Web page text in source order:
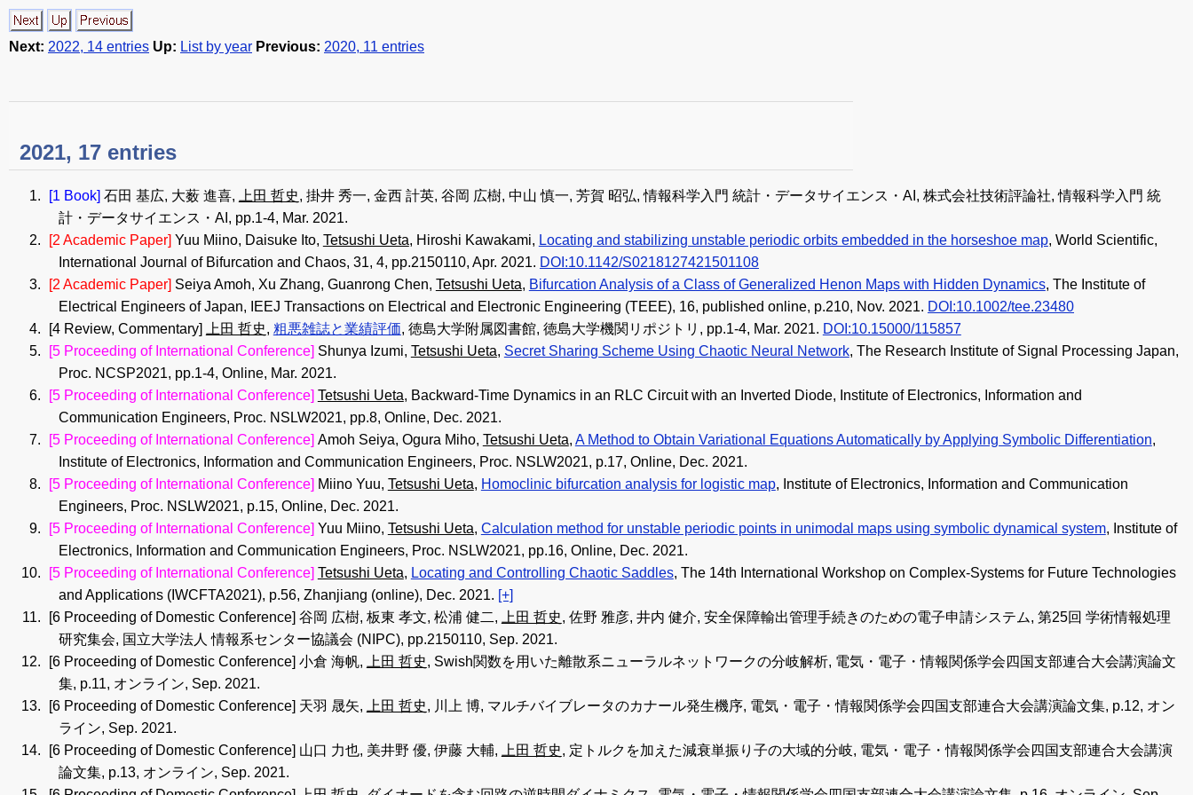
Next: 2022, 14 entries Up: List by year Previous: 2020, 11 entries
2021, 17 entries
[1 Book] 石田 基広, 大薮 進喜, 上田 哲史, 掛井 秀一, 金西 計英, 谷岡 広樹, 中山 慎一, 芳賀 昭弘, 情報科学入門 統計・データサイエンス・AI, 株式会社技術評論社, 情報科学入門 統
計・データサイエンス・AI, pp.1-4, Mar. 2021.
[2 Academic Paper] Yuu Miino, Daisuke Ito, Tetsushi Ueta, Hiroshi Kawakami, Locating and stabilizing unstable periodic orbits embedded in the horseshoe map, World Scientific,
International Journal of Bifurcation and Chaos, 31, 4, pp.2150110, Apr. 2021. DOI:10.1142/S0218127421501108
[2 Academic Paper] Seiya Amoh, Xu Zhang, Guanrong Chen, Tetsushi Ueta, Bifurcation Analysis of a Class of Generalized Henon Maps with Hidden Dynamics, The Institute of
Electrical Engineers of Japan, IEEJ Transactions on Electrical and Electronic Engineering (TEEE), 16, published online, p.210, Nov. 2021. DOI:10.1002/tee.23480
[4 Review, Commentary]
上田 哲史, 粗悪雑誌と業績評価, 徳島大学附属図書館, 徳島大学機関リポジトリ, pp.1-4, Mar. 2021. DOI:10.15000/115857
[5 Proceeding of International Conference] Shunya Izumi, Tetsushi Ueta, Secret Sharing Scheme Using Chaotic Neural Network, The Research Institute of Signal Processing Japan,
Proc. NCSP2021, pp.1-4, Online, Mar. 2021.
[5 Proceeding of International Conference] Tetsushi Ueta, Backward-Time Dynamics in an RLC Circuit with an Inverted Diode, Institute of Electronics, Information and
Communication Engineers, Proc. NSLW2021, pp.8, Online, Dec. 2021.
[5 Proceeding of International Conference] Amoh Seiya, Ogura Miho, Tetsushi Ueta, A Method to Obtain Variational Equations Automatically by Applying Symbolic Differentiation,
Institute of Electronics, Information and Communication Engineers, Proc. NSLW2021, p.17, Online, Dec. 2021.
[5 Proceeding of International Conference] Miino Yuu, Tetsushi Ueta, Homoclinic bifurcation analysis for logistic map, Institute of Electronics, Information and Communication
Engineers, Proc. NSLW2021, p.15, Online, Dec. 2021.
[5 Proceeding of International Conference] Yuu Miino, Tetsushi Ueta, Calculation method for unstable periodic points in unimodal maps using symbolic dynamical system, Institute of
Electronics, Information and Communication Engineers, Proc. NSLW2021, pp.16, Online, Dec. 2021.
[5 Proceeding of International Conference] Tetsushi Ueta, Locating and Controlling Chaotic Saddles, The 14th International Workshop on Complex-Systems for Future Technologies
and Applications (IWCFTA2021), p.56, Zhanjiang (online), Dec. 2021. [+]
[6 Proceeding of Domestic Conference] 谷岡 広樹, 板東 孝文, 松浦 健二, 上田 哲史, 佐野 雅彦, 井内 健介, 安全保障輸出管理手続きのための電子申請システム, 第25回 学術情報処理
研究集会, 国立大学法人 情報系センター協議会 (NIPC), pp.2150110, Sep. 2021.
[6 Proceeding of Domestic Conference] 小倉 海帆, 上田 哲史, Swish関数を用いた離散系ニューラルネットワークの分岐解析, 電気・電子・情報関係学会四国支部連合大会講演論文
集, p.11, オンライン, Sep. 2021.
[6 Proceeding of Domestic Conference] 天羽 晟矢, 上田 哲史, 川上 博, マルチバイブレータのカナール発生機序, 電気・電子・情報関係学会四国支部連合大会講演論文集, p.12, オン
ライン, Sep. 2021.
[6 Proceeding of Domestic Conference] 山口 力也, 美井野 優, 伊藤 大輔, 上田 哲史, 定トルクを加えた減衰単振り子の大域的分岐, 電気・電子・情報関係学会四国支部連合大会講演
論文集, p.13, オンライン, Sep. 2021.